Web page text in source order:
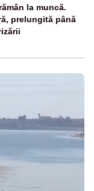
la muncă.
prelungită până